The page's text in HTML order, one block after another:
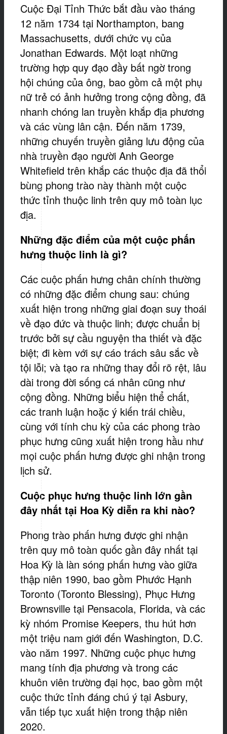
Cuộc Đại Tỉnh Thức bắt đầu vào tháng
12 năm 1734 tại Northampton, bang
Massachusetts, dưới chức vụ của
Jonathan Edwards. Một loạt những
trường hợp quy đạo đầy bất ngờ trong
hội chúng của ông, bao gồm cả một phụ
nữ trẻ có ảnh hưởng trong cộng đồng, đã
nhanh chóng lan truyền khắp địa phương
và các vùng lân cận. Đến năm 1739,
những chuyến truyền giảng lưu động của
nhà truyền đạo người Anh George
Whitefield trên khắp các thuộc địa đã thổi
bùng phong trào này thành một cuộc
thức tỉnh thuộc linh trên quy mô toàn lục
địa.
Những đặc điểm của một cuộc phấn
hưng thuộc linh là gì?
Các cuộc phấn hưng chân chính thường
có những đặc điểm chung sau: chúng
xuất hiện trong những giai đoạn suy thoái
về đạo đức và thuộc linh; được chuẩn bị
trước bởi sự cầu nguyện tha thiết và đặc
biệt; đi kèm với sự cáo trách sâu sắc về
tội lỗi; và tạo ra những thay đổi rõ rệt, lâu
dài trong đời sống cá nhân cũng như
cộng đồng. Những biểu hiện thể chất,
các tranh luận hoặc ý kiến trái chiều,
cùng với tính chu kỳ của các phong trào
phục hưng cũng xuất hiện trong hầu như
mọi cuộc phấn hưng được ghi nhận trong
lịch sử.
Cuộc phục hưng thuộc linh lớn gần
đây nhất tại Hoa Kỳ diễn ra khi nào?
Phong trào phấn hưng được ghi nhận
trên quy mô toàn quốc gần đây nhất tại
Hoa Kỳ là làn sóng phấn hưng vào giữa
thập niên 1990, bao gồm Phước Hạnh
Toronto (Toronto Blessing), Phục Hưng
Brownsville tại Pensacola, Florida, và các
kỳ nhóm Promise Keepers, thu hút hơn
một triệu nam giới đến Washington, D.C.
vào năm 1997. Những cuộc phục hưng
mang tính địa phương và trong các
khuôn viên trường đại học, bao gồm một
cuộc thức tỉnh đáng chú ý tại Asbury,
vẫn tiếp tục xuất hiện trong thập niên
2020.